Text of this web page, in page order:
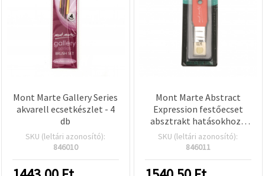
Mont Marte Gallery Series
akvarell ecsetkészlet - 4
db
SKU (leltári azonosító):
846010
Mont Marte Abstract
Expression festőecset
absztrakt hatásokhoz -
25 mm
SKU (leltári azonosító):
846011